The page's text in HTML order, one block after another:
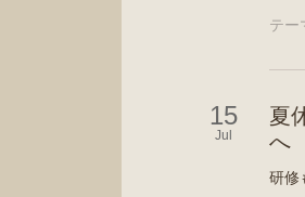
テー
15
Jul
夏
へ